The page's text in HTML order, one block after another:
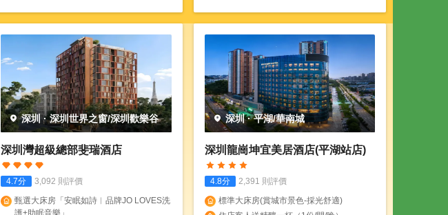
深圳·深圳世界之窗/深圳歡樂谷
深圳灣超級總部斐瑞酒店
4.7分 3,092 則評價
甄選大床房「安眠如詩︱品牌JO LOVES洗
護+助眠音樂」
深圳·平湖/華南城
深圳龍崗坤宜美居酒店(平湖站店)
4.8分 2,391 則評價
標準大床房(賞城市景色-採光舒適)